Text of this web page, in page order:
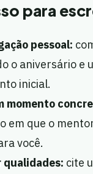
para
pessoal:
o aniversário e
inicial.
momento
em que o
você.
qualidades: cite